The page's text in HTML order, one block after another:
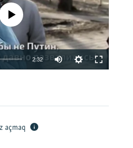
currently available
2:32
açmaq